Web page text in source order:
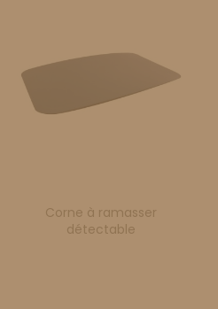
Corne à ramasser
détectable